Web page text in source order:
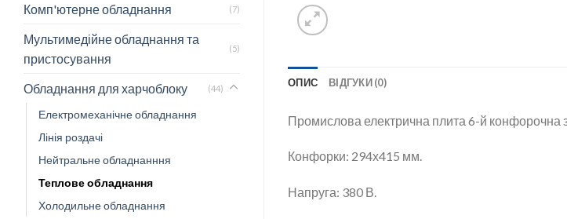
Комп'ютерне обладнання (7)
Мультимедійне обладнання та
пристосування
(5)
Обладнання для харчоблоку (44)
Електромеханічне обладнання
Лінія роздачі
Нейтральне обладнанння
Теплове обладнання
Холодильне обладнання
ОПИС ВІДГУКИ (0)
Промислова електрична плита 6-й конфорочна
Конфорки: 294х415 мм.
Напруга: 380 В.